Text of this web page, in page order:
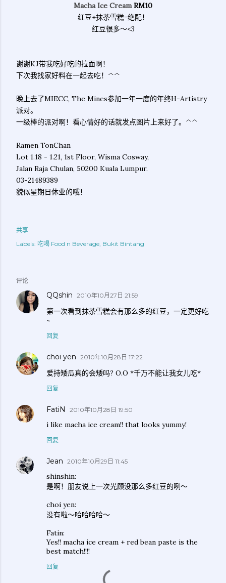
Macha Ice CreamRM10
红豆+抹茶雪糕=绝配！
红豆很多～<3
谢谢KJ带我吃好吃的拉面啊！
下次我找家好料在一起去吃！^^
晚上去了MIECC, The Mines参加一年一度的年终H-Artistry
派对。
一级棒的派对啊！看心情好的话就发点图片上来好了。^^
Ramen TonChan
Lot 1.18 - 1.21, 1st Floor, Wisma Cosway,
Jalan Raja Chulan, 50200 Kuala Lumpur.
03-21489389
貌似星期日休业的哦！
共享
Labels: 吃喝 Food n Beverage Bukit Bintang
评论
QQshin 2010年10月27日 21:59
第一次看到抹茶雪糕会有那么多的红豆，一定更好吃
~
回复
choi yen 2010年10月28日 17:22
爱持矮瓜真的会矮吗? O.O *千万不能让我女儿吃*
回复
FatiN 2010年10月28日 19:50
i like macha ice cream!! that looks yummy!
回复
Jean 2010年10月29日 11:45
shinshin:
是啊！朋友说上一次光顾没那么多红豆的咧～
choi yen:
没有啦～哈哈哈哈～
Fatin:
Yes!! macha ice cream + red bean paste is the
best match!!!!
回复